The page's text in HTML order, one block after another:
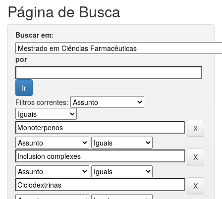
Página de Busca
Buscar em:
por
Filtros correntes: